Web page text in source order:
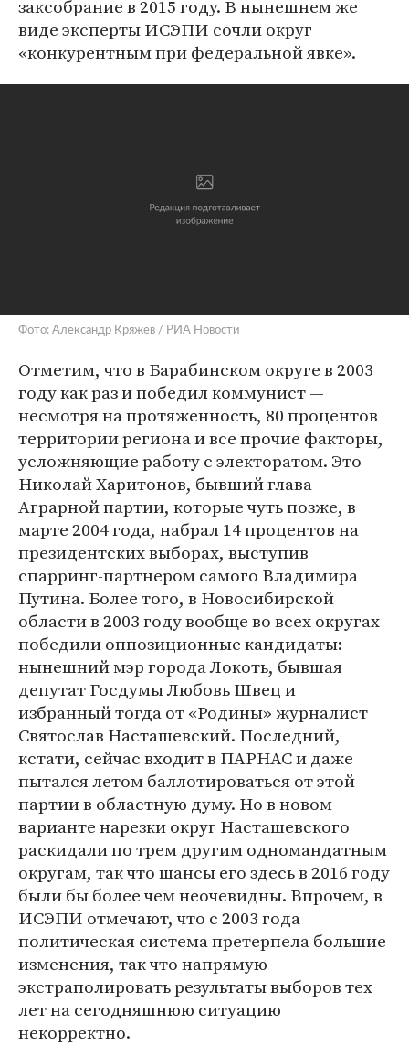
заксобрание в 2015 году. В нынешнем же
виде эксперты ИСЭПИ сочли округ
«конкурентным при федеральной явке».
Фото: Александр Кряжев / РИА Новости
Отметим, что в Барабинском округе в 2003
году как раз и победил коммунист —
несмотря на протяженность, 80 процентов
территории региона и все прочие факторы,
усложняющие работу с электоратом. Это
Николай Харитонов, бывший глава
Аграрной партии, которые чуть позже, в
марте 2004 года, набрал 14 процентов на
президентских выборах, выступив
спарринг-партнером самого Владимира
Путина. Более того, в Новосибирской
области в 2003 году вообще во всех округах
победили оппозиционные кандидаты:
нынешний мэр города Локоть, бывшая
депутат Госдумы Любовь Швец и
избранный тогда от «Родины» журналист
Святослав Насташевский. Последний,
кстати, сейчас входит в ПАРНАС и даже
пытался летом баллотироваться от этой
партии в областную думу. Но в новом
варианте нарезки округ Насташевского
раскидали по трем другим одномандатным
округам, так что шансы его здесь в 2016 году
были бы более чем неочевидны. Впрочем, в
ИСЭПИ отмечают, что с 2003 года
политическая система претерпела большие
изменения, так что напрямую
экстраполировать результаты выборов тех
лет на сегодняшнюю ситуацию
некорректно.